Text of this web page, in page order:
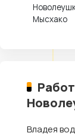
Мысхако
Владея